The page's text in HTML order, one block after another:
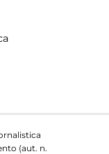
(aut. n.